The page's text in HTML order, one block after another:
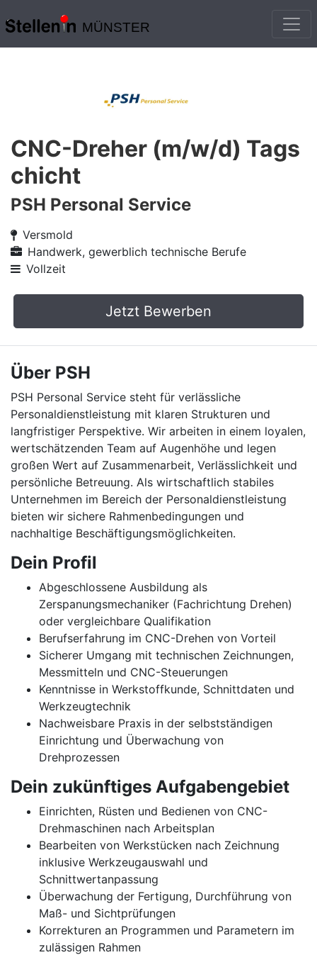
MÜNSTER
CNC-Dreher (m/w/d) Tags
chicht
PSH Personal Service
Versmold
Handwerk, gewerblich technische Berufe
Vollzeit
Jetzt Bewerben
Über PSH
PSH Personal Service steht für verlässliche
Personaldienstleistung mit klaren Strukturen und
langfristiger Perspektive. Wir arbeiten in einem loyalen,
wertschätzenden Team auf Augenhöhe und legen
großen Wert auf Zusammenarbeit, Verlässlichkeit und
persönliche Betreuung. Als wirtschaftlich stabiles
Unternehmen im Bereich der Personaldienstleistung
bieten wir sichere Rahmenbedingungen und
nachhaltige Beschäftigungsmöglichkeiten.
Dein Profil
Abgeschlossene Ausbildung als
Zerspanungsmechaniker (Fachrichtung Drehen)
oder vergleichbare Qualifikation
Berufserfahrung im CNC-Drehen von Vorteil
Sicherer Umgang mit technischen Zeichnungen,
Messmitteln und CNC-Steuerungen
Kenntnisse in Werkstoffkunde, Schnittdaten und
Werkzeugtechnik
Nachweisbare Praxis in der selbstständigen
Einrichtung und Überwachung von
Drehprozessen
Dein zukünftiges Aufgabengebiet
Einrichten, Rüsten und Bedienen von CNC-
Drehmaschinen nach Arbeitsplan
Bearbeiten von Werkstücken nach Zeichnung
inklusive Werkzeugauswahl und
Schnittwertanpassung
Überwachung der Fertigung, Durchführung von
Maß- und Sichtprüfungen
Korrekturen an Programmen und Parametern im
zulässigen Rahmen